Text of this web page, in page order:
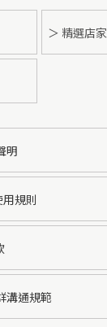
＞ 精選店家
明
規則
溝通規範